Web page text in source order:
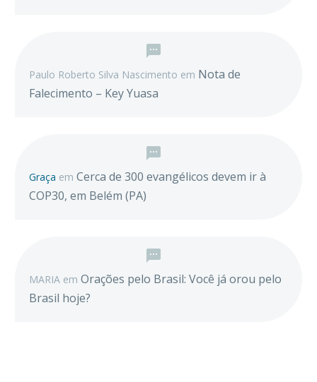
Paulo Roberto Silva Nascimento em Nota de
Falecimento – Key Yuasa
Graça em Cerca de 300 evangélicos devem ir à
COP30, em Belém (PA)
MARIA em Orações pelo Brasil: Você já orou pelo
Brasil hoje?